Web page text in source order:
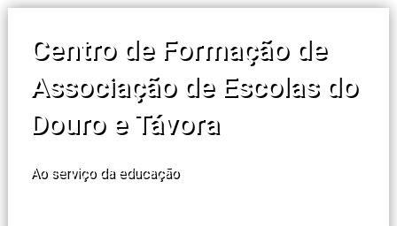
Centro de Formação de
Associação de Escolas do
Douro e Távora
Ao serviço da educação